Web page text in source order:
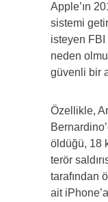
Apple’ın
sistemi
isteyen FBI
neden
güvenli bir
Özellikle,
öldüğü, 18
terör
tarafından
ait